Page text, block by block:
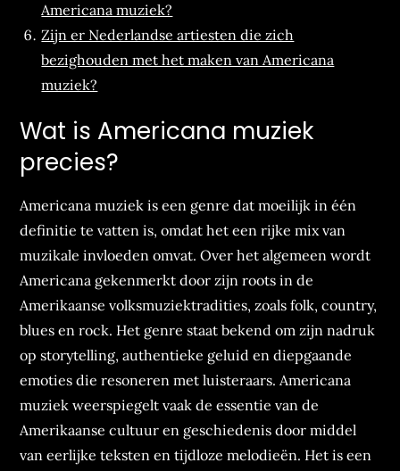
Americana muziek?
Zijn er Nederlandse artiesten die zich
bezighouden met het maken van Americana
muziek?
Wat is Americana muziek
precies?
Americana muziek is een genre dat moeilijk in één
definitie te vatten is, omdat het een rijke mix van
muzikale invloeden omvat. Over het algemeen wordt
Americana gekenmerkt door zijn roots in de
Amerikaanse volksmuziektradities, zoals folk, country,
blues en rock. Het genre staat bekend om zijn nadruk
op storytelling, authentieke geluid en diepgaande
emoties die resoneren met luisteraars. Americana
muziek weerspiegelt vaak de essentie van de
Amerikaanse cultuur en geschiedenis door middel
van eerlijke teksten en tijdloze melodieën. Het is een